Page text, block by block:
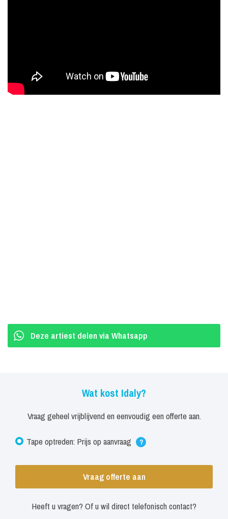
Deze artiest delen via Whatsapp
Wat kost Idaly?
Vraag geheel vrijblijvend en eenvoudig een offerte aan.
Tape optreden: Prijs op aanvraag ?
Vraag offerte aan
Heeft u vragen? Of u wil direct telefonisch contact?